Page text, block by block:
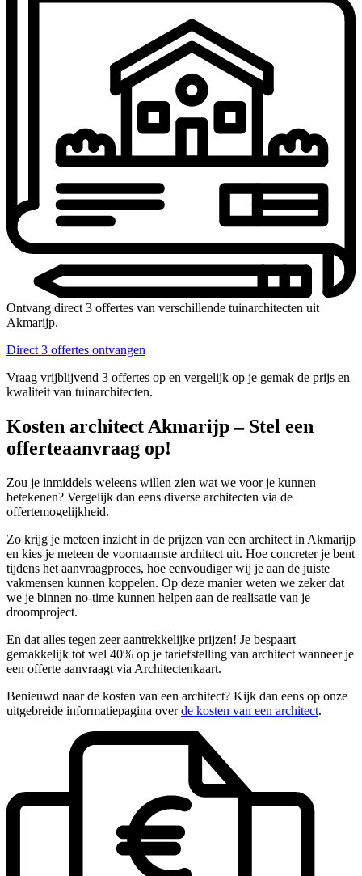
Ontvang direct 3 offertes van verschillende tuinarchitecten uit
Akmarijp.
Direct 3 offertes ontvangen
Vraag vrijblijvend 3 offertes op en vergelijk op je gemak de prijs en
kwaliteit van tuinarchitecten.
Kosten architect Akmarijp – Stel een
offerteaanvraag op!
Zou je inmiddels weleens willen zien wat we voor je kunnen
betekenen? Vergelijk dan eens diverse architecten via de
offertemogelijkheid.
Zo krijg je meteen inzicht in de prijzen van een architect in Akmarijp
en kies je meteen de voornaamste architect uit. Hoe concreter je bent
tijdens het aanvraagproces, hoe eenvoudiger wij je aan de juiste
vakmensen kunnen koppelen. Op deze manier weten we zeker dat
we je binnen no-time kunnen helpen aan de realisatie van je
droomproject.
En dat alles tegen zeer aantrekkelijke prijzen! Je bespaart
gemakkelijk tot wel 40% op je tariefstelling van architect wanneer je
een offerte aanvraagt via Architectenkaart.
Benieuwd naar de kosten van een architect? Kijk dan eens op onze
uitgebreide informatiepagina overde kosten van een architect.